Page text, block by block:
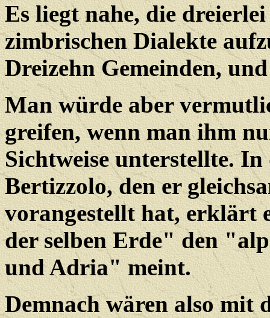
Es liegt nahe, die
zimbrischen Dialekte
Dreizehn Gemeinden,
Man würde aber
greifen, wenn man ihm
Sichtweise unterstellte.
Bertizzolo, den er
vorangestellt hat, erklärt
der selben Erde" den
und Adria" meint.
Demnach wären also mit